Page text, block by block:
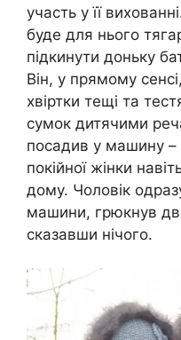
участь у її
буде для нього
підкинути доньку
Він, у прямому
хвіртки тещі та
сумок дитячими
посадив у машину –
покійної жінки
дому. Чоловік
машини, грюкнув
сказавши нічого.